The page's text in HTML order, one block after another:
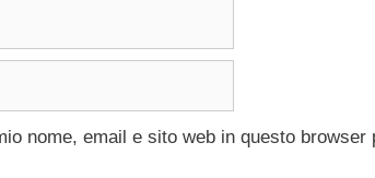
nome, email e sito web in questo